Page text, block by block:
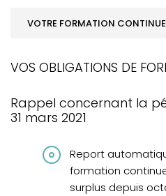
VOTRE FORMATION CONTINUE
Pharmaciens et
VOTRE PRATIQUE
Vos obligations de
CPRO: Bref bilan de 2020
VOS OBLIGATIONS DE
Rappel concernant la
31 mars 2021
Report
formation
surplus depuis